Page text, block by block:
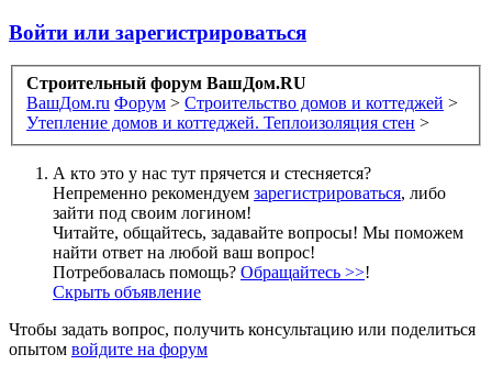
Войти или зарегистрироваться
Строительный форум ВашДом.RU
ВашДом.ru Форум > Строительство домов и коттеджей >
Утепление домов и коттеджей. Теплоизоляция стен >
А кто это у нас тут прячется и стесняется?
Непременно рекомендуем зарегистрироваться, либо
зайти под своим логином!
Читайте, общайтесь, задавайте вопросы! Мы поможем
найти ответ на любой ваш вопрос!
Потребовалась помощь? Обращайтесь >>!
Скрыть объявление
Чтобы задать вопрос, получить консультацию или поделиться
опытом войдите на форум